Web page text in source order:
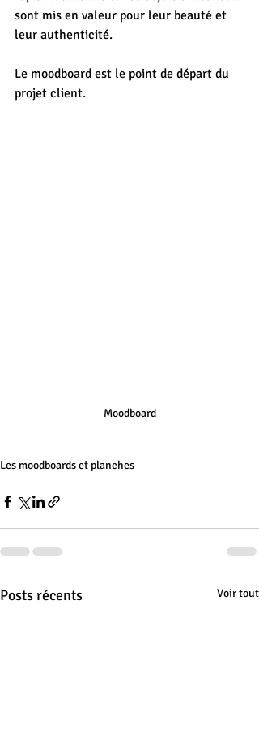
sont mis en valeur pour leur beauté et
leur authenticité.
Le moodboard est le point de départ du
projet client.
Moodboard
Les moodboards et planches
Posts récents Voir tout